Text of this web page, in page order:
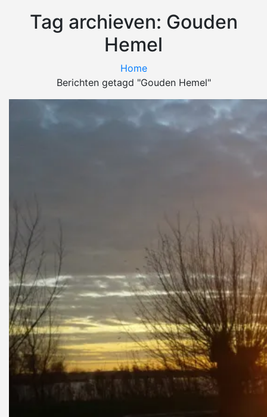
Tag archieven: Gouden
Hemel
Home
Berichten getagd "Gouden Hemel"